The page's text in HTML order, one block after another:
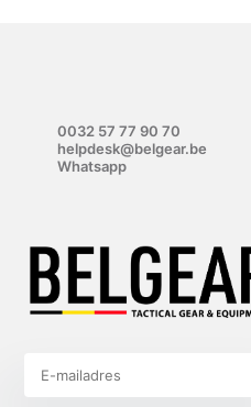
0032 57 77 90 70
helpdesk@belgear.be
Whatsapp